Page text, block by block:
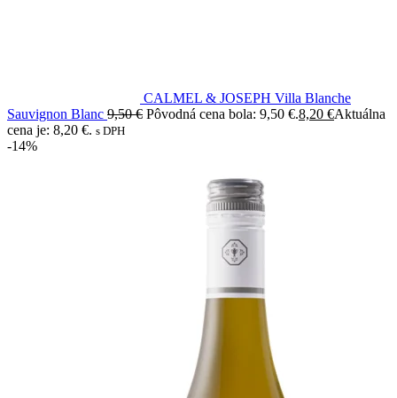
CALMEL & JOSEPH Villa Blanche
Sauvignon Blanc 9,50€ Pôvodná cena bola: 9,50 €.8,20 €Aktuálna
cena je: 8,20 €. s DPH
-14%